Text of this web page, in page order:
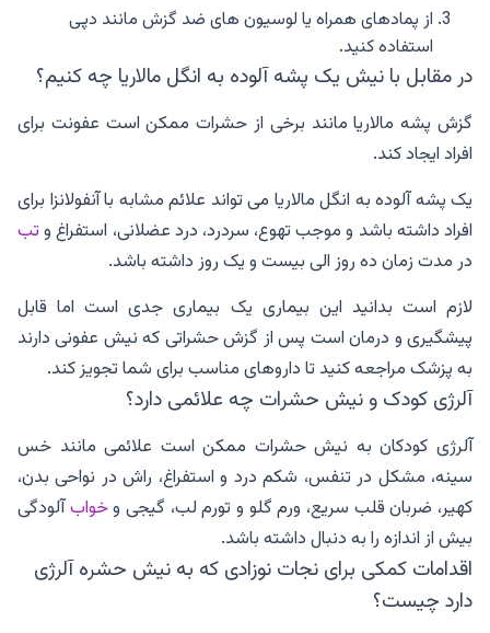
از پمادهای همراه یا لوسیون های ضد گزش مانند دپی
استفاده کنید.
در مقابل با نیش یک پشه آلوده به انگل مالاریا چه کنیم؟
گزش پشه مالاریا مانند برخی از حشرات ممکن است عفونت برای
افراد ایجاد کند.
یک پشه آلوده به انگل مالاریا می تواند علائم مشابه با آنفولانزا برای
افراد داشته باشد و موجب تهوع، سردرد، درد عضلانی، استفراغ وتب
در مدت زمان ده روز الی بیست و یک روز داشته باشد.
لازم است بدانید این بیماری یک بیماری جدی است اما قابل
پیشگیری و درمان است پس از گزش حشراتی که نیش عفونی دارند
به پزشک مراجعه کنید تا داروهای مناسب برای شما تجویز کند.
آلرژی کودک و نیش حشرات چه علائمی دارد؟
آلرژی کودکان به نیش حشرات ممکن است علائمی مانند خس
سینه، مشکل در تنفس، شکم درد و استفراغ، راش در نواحی بدن،
کهیر، ضربان قلب سریع، ورم گلو و تورم لب، گیجی وخوابآلودگی
بیش از اندازه را به دنبال داشته باشد.
اقدامات کمکی برای نجات نوزادی که به نیش حشره آلرژی
دارد چیست؟